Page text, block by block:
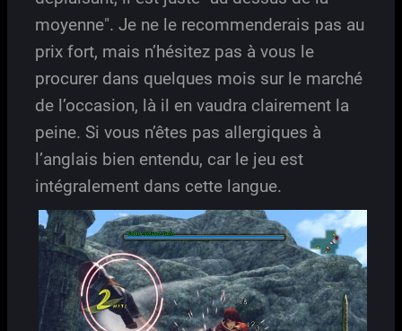
moyenne". Je ne le recommenderais pas au
prix fort, mais n’hésitez pas à vous le
procurer dans quelques mois sur le marché
de l’occasion, là il en vaudra clairement la
peine. Si vous n’êtes pas allergiques à
l’anglais bien entendu, car le jeu est
intégralement dans cette langue.